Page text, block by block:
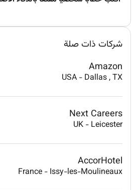
شركات ذات صلة
Amazon
USA - Dallas, TX
Next Careers
UK - Leicester
AccorHotel
France - Issy-les-Moulineaux